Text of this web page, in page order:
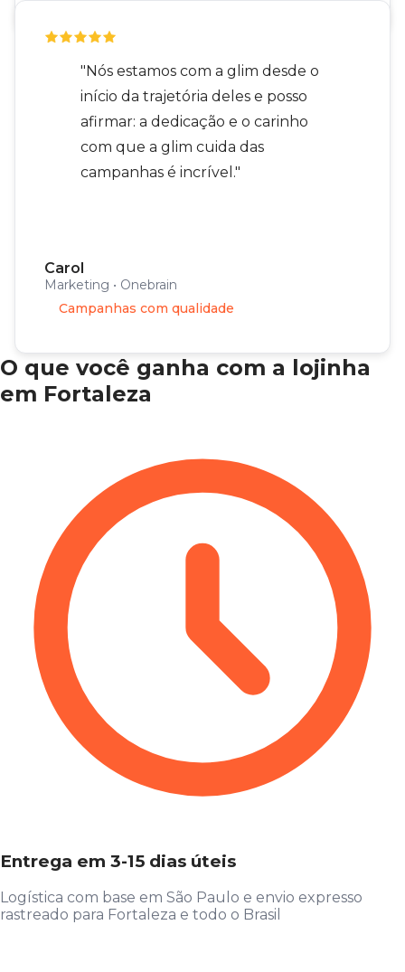
"Nós estamos com a glim desde o
início da trajetória deles e posso
afirmar: a dedicação e o carinho
com que a glim cuida das
campanhas é incrível."
Carol
Marketing • Onebrain
Campanhas com qualidade
O que você ganha com a lojinha
em Fortaleza
Entrega em 3-15 dias úteis
Logística com base em São Paulo e envio expresso
rastreado para Fortaleza e todo o Brasil